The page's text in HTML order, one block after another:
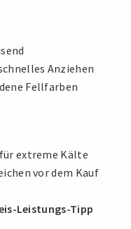
Anziehen
Fellfarben
extreme Kälte
vor dem Kauf
Leistungs-Tipp